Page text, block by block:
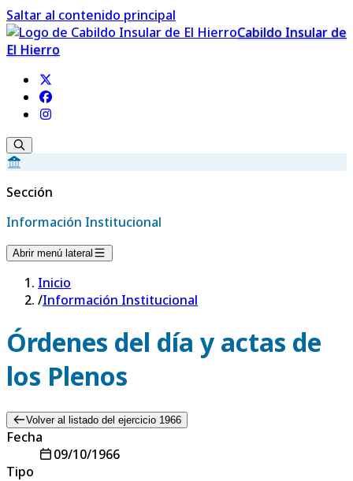
Saltar al contenido principal
Cabildo Insular de
El Hierro
Sección
Información Institucional
Abrir menú lateral
Inicio
/Información Institucional
Órdenes del día y actas de
los Plenos
Volver al listado del ejercicio 1966
Fecha
09/10/1966
Tipo